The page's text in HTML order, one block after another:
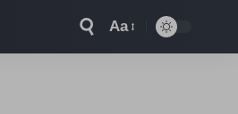
Aa